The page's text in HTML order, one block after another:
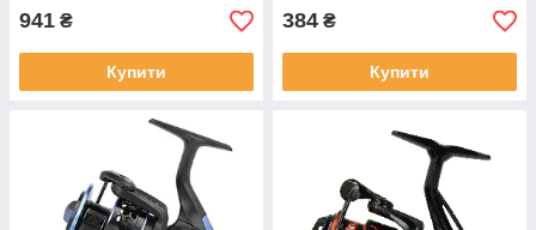
941 ₴
Купити
384 ₴
Купити